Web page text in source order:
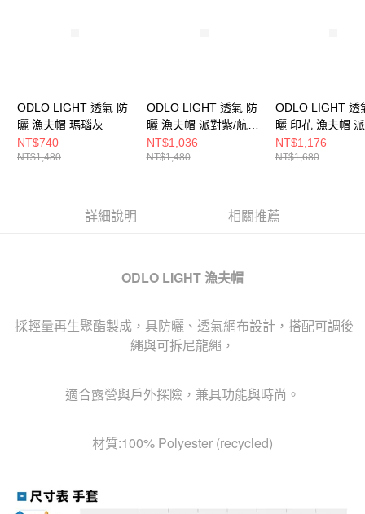
ODLO LIGHT 透氣 防
曬 漁夫帽 瑪瑙灰
NT$740
NT$1,480
ODLO LIGHT 透氣 防
曬 漁夫帽 派對紫/航海
藍
NT$1,036
NT$1,480
ODLO LIGHT 透
曬 印花 漁夫帽
NT$1,176
NT$1,680
詳細說明 相關推薦
ODLO LIGHT 漁夫帽
採輕量再生聚酯製成，具防曬、透氣網布設計，搭配可調後
繩與可拆尼龍繩，
適合露營與戶外探險，兼具功能與時尚。
材質:100% Polyester (recycled)